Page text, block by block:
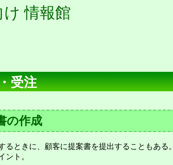
情報館
受注
の作成
るときに、顧客に提案書を提出することもある。
ント。